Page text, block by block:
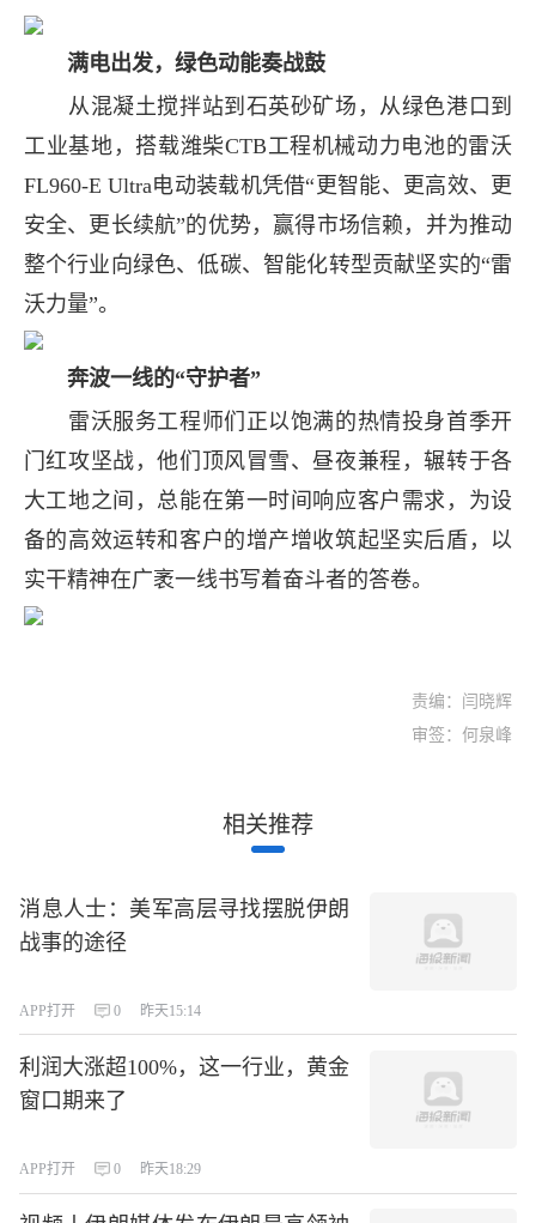
满电出发，绿色动能奏战鼓
从混凝土搅拌站到石英砂矿场，从绿色港口到
工业基地，搭载潍柴CTB工程机械动力电池的雷沃
FL960-E Ultra电动装载机凭借“更智能、更高效、更
安全、更长续航”的优势，赢得市场信赖，并为推动
整个行业向绿色、低碳、智能化转型贡献坚实的“雷
沃力量”。
奔波一线的“守护者”
雷沃服务工程师们正以饱满的热情投身首季开
门红攻坚战，他们顶风冒雪、昼夜兼程，辗转于各
大工地之间，总能在第一时间响应客户需求，为设
备的高效运转和客户的增产增收筑起坚实后盾，以
实干精神在广袤一线书写着奋斗者的答卷。
责编：闫晓辉
审签：何泉峰
相关推荐
消息人士：美军高层寻找摆脱伊朗
战事的途径
APP打开 0 昨天15:14
利润大涨超100%，这一行业，黄金
窗口期来了
APP打开 0 昨天18:29